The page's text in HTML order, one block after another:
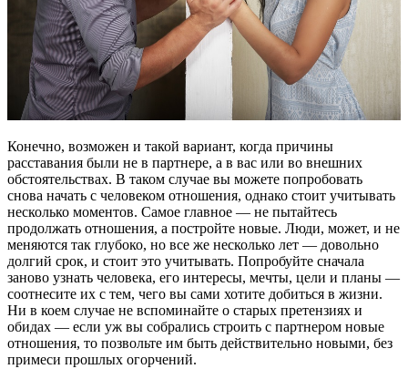
Конечно, возможен и такой вариант, когда причины
расставания были не в партнере, а в вас или во внешних
обстоятельствах. В таком случае вы можете попробовать
снова начать с человеком отношения, однако стоит учитывать
несколько моментов. Самое главное — не пытайтесь
продолжать отношения, а постройте новые. Люди, может, и не
меняются так глубоко, но все же несколько лет — довольно
долгий срок, и стоит это учитывать. Попробуйте сначала
заново узнать человека, его интересы, мечты, цели и планы —
соотнесите их с тем, чего вы сами хотите добиться в жизни.
Ни в коем случае не вспоминайте о старых претензиях и
обидах — если уж вы собрались строить с партнером новые
отношения, то позвольте им быть действительно новыми, без
примеси прошлых огорчений.